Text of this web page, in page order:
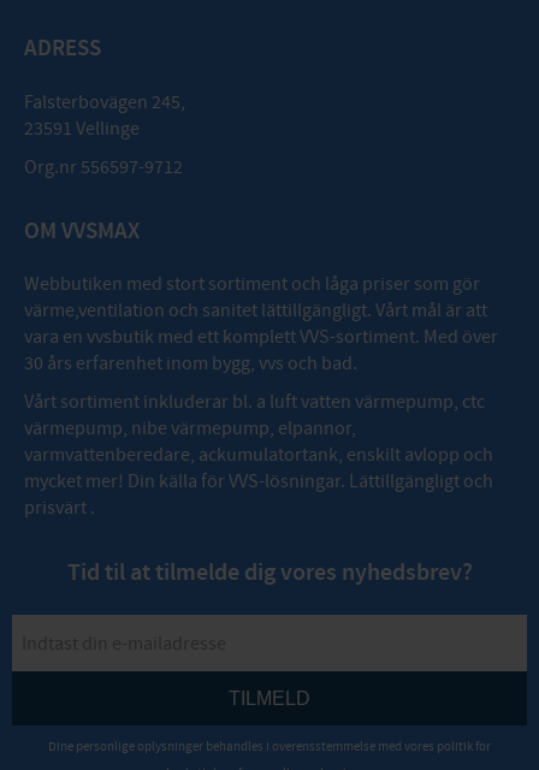
ADRESS
Falsterbovägen 245,
23591 Vellinge
Org.nr 556597-9712
OM VVSMAX
Webbutiken med stort sortiment och låga priser som gör
värme,ventilation och sanitet lättillgängligt. Vårt mål är att
vara en vvsbutik med ett komplett VVS-sortiment. Med över
30 års erfarenhet inom bygg, vvs och bad.
Vårt sortiment inkluderar bl. a luft vatten värmepump, ctc
värmepump, nibe värmepump, elpannor,
varmvattenberedare, ackumulatortank, enskilt avlopp och
mycket mer! Din källa för VVS-lösningar. Lättillgängligt och
prisvärt .
Tid til at tilmelde dig vores nyhedsbrev?
TILMELD
Dine personlige oplysninger behandles i overensstemmelse med vores politik for